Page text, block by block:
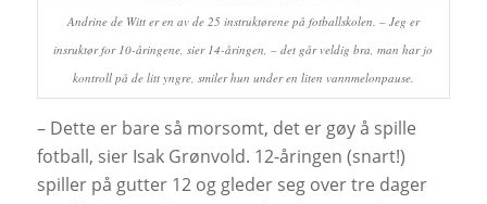
Andrine de Witt er en av de 25 instruktørene på fotballskolen. – Jeg er
insruktør for 10-åringene, sier 14-åringen, – det går veldig bra, man har jo
kontroll på de litt yngre, smiler hun under en liten vannmelonpause.
– Dette er bare så morsomt, det er gøy å spille
fotball, sier Isak Grønvold. 12-åringen (snart!)
spiller på gutter 12 og gleder seg over tre dager